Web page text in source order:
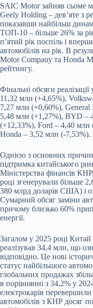
SAIC Motor зайняв сьоме
Geely Holding – дев’яте з
показавши найбільш
ТОП-10 – більше 26% за
п’ятий рік поспіль і
автомобілів на рік. В
Motor Company та Honda
рейтингу.
Фінальні обсяги
11,32 млн (+4,65%),
7,27 млн (+0,60%),
5,48 млн (+1,27%), BYD –
(+12,33%), Ford – 4,40
Honda – 3,52 млн (-7,53%).
Однією з основних причин
підтримка китайського
Міністерства фінансів
році згенерували більше
380 млрд доларів США) і
Сумарний обсяг заміни
причому близько 60%
енергії.
Загалом у 2025 році Китай
реалізував 34,4 млн, що
відповідно. Це нові
статус найбільшого
глобальних продажах
в порівнянні з 34,2% у
електрокарів
автомобілів з КНР досяг